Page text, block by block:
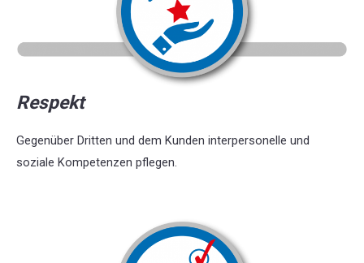
Respekt
Gegenüber Dritten und dem Kunden interpersonelle und
soziale Kompetenzen pflegen.